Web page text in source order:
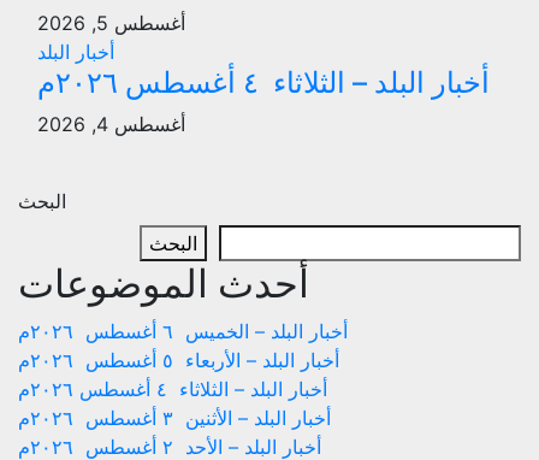
أغسطس 5, 2026
أخبار البلد
أخبار البلد – الثلاثاء ٤ أغسطس ٢٠٢٦م
أغسطس 4, 2026
البحث
البحث
أحدث الموضوعات
أخبار البلد – الخميس ٦ أغسطس ٢٠٢٦م
أخبار البلد – الأربعاء ٥ أغسطس ٢٠٢٦م
أخبار البلد – الثلاثاء ٤ أغسطس ٢٠٢٦م
أخبار البلد – الأثنين ٣ أغسطس ٢٠٢٦م
أخبار البلد – الأحد ٢ أغسطس ٢٠٢٦م